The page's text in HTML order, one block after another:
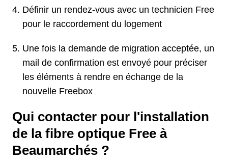
Définir un rendez-vous avec un technicien Free
pour le raccordement du logement
Une fois la demande de migration acceptée, un
mail de confirmation est envoyé pour préciser
les éléments à rendre en échange de la
nouvelle Freebox
Qui contacter pour l'installation
de la fibre optique Free à
Beaumarchés ?